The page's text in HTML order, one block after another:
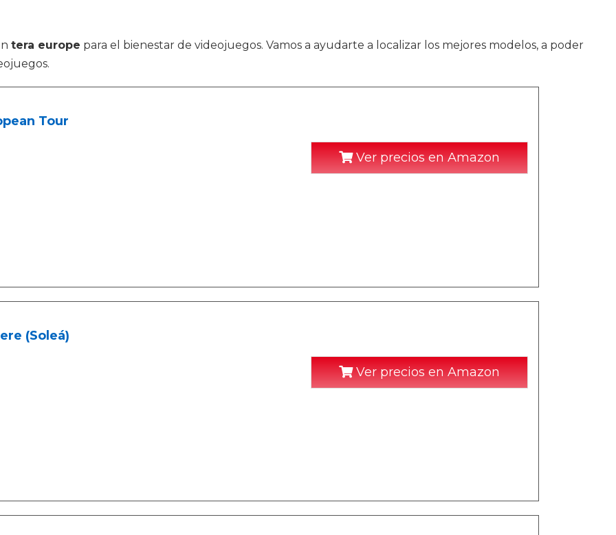
tera europe para el bienestar de videojuegos. Vamos a ayudarte a localizar los mejores modelos, a poder
Tour
Ver precios en Amazon
(Soleá)
Ver precios en Amazon